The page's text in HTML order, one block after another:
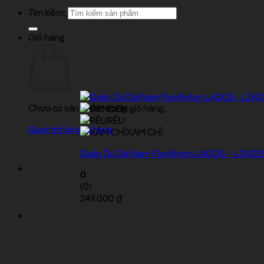
Tìm kiếm:
Giỏ hàng
Chưa có sản phẩm trong giỏ hàng.
Quay trở lại cửa hàng
ĐEN
RÊU
XÁM CHÌ
Quần Dù Dài Nam FlexNylon LADOS –
0
(0)
249.000 ₫